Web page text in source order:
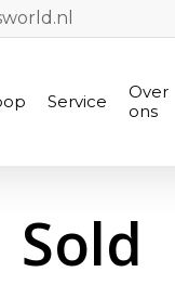
Service
Over
ons